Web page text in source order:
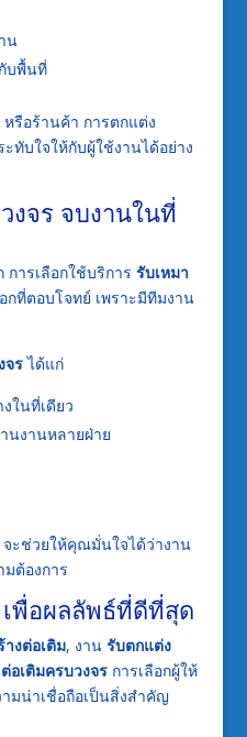
น
บพื้นที่
รือร้านค้า การตกแต่ง
ทับใจให้กับผู้ใช้งานได้อย่าง
งจร จบงานในที่
ารเลือกใช้บริการ รับเหมา
กที่ตอบโจทย์ เพราะมีทีมงาน
จรได้แก่
ในที่เดียว
นงานหลายฝ่าย
จะช่วยให้คุณมั่นใจได้ว่างาน
ต้องการ
พื่อผลลัพธ์ที่ดีที่สุด
งต่อเติม, งาน รับตกแต่ง
อเติมครบวงจรการเลือกผู้ให้
มน่าเชื่อถือเป็นสิ่งสำคัญ